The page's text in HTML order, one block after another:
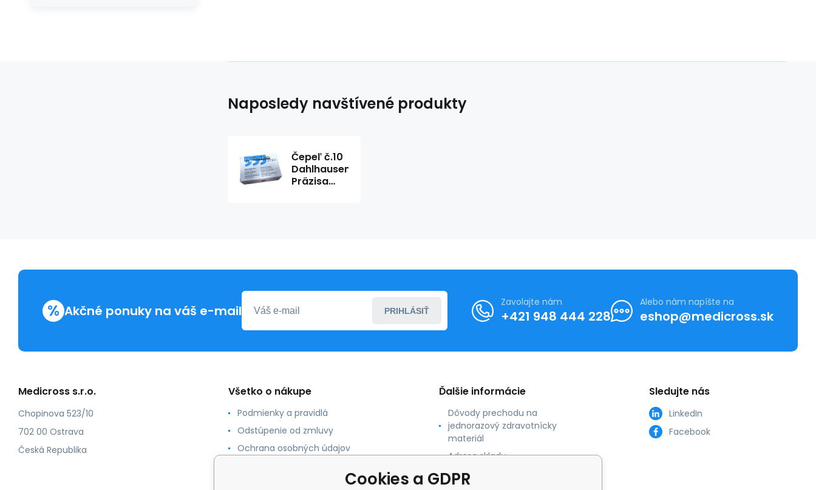
Naposledy navštívené produkty
Čepeľ č.10
Dahlhausen
Präzisa
% Akčné ponuky na váš e-mail PRIHLÁSIŤ
Zavolajte nám
+421 948 444 228
Alebo nám napíšte na
eshop@medicross.sk
Medicross s.r.o.
Chopinova 523/10
702 00 Ostrava
Česká Republika
Všetko o nákupe
Podmienky a pravidlá
Odstúpenie od zmluvy
Ochrana osobných údajov
Ďalšie informácie
Dôvody prechodu na
jednorazový zdravotnícky
materiál
Adresa skladu
Sledujte nás
LinkedIn
Facebook
Cookies a GDPR